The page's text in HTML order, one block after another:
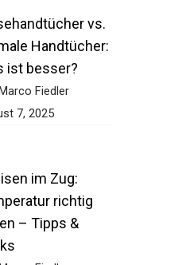
vs.
Handtücher:
ist besser?
Fiedler
7, 2025
im Zug:
richtig
– Tipps &